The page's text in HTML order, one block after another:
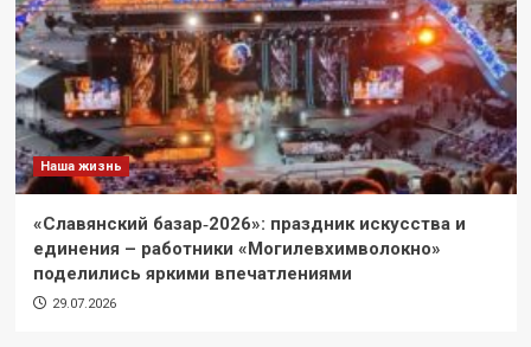
Наша жизнь
«Славянский базар‑2026»: праздник искусства и
единения – работники «Могилевхимволокно»
поделились яркими впечатлениями
29.07.2026